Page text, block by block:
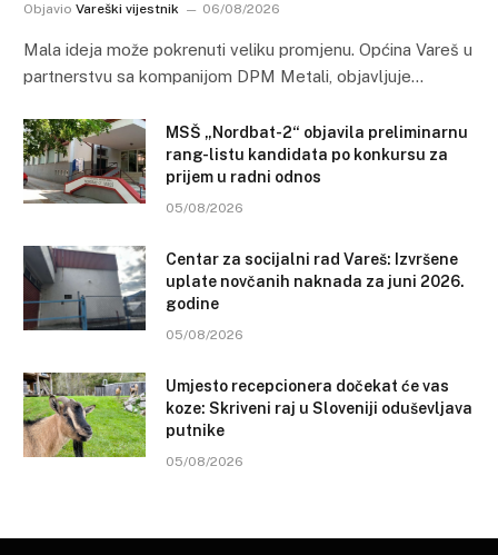
Objavio Vareški vijestnik 06/08/2026
Mala ideja može pokrenuti veliku promjenu. Općina Vareš u
partnerstvu sa kompanijom DPM Metali, objavljuje…
MSŠ „Nordbat-2“ objavila preliminarnu
rang-listu kandidata po konkursu za
prijem u radni odnos
05/08/2026
Centar za socijalni rad Vareš: Izvršene
uplate novčanih naknada za juni 2026.
godine
05/08/2026
Umjesto recepcionera dočekat će vas
koze: Skriveni raj u Sloveniji oduševljava
putnike
05/08/2026